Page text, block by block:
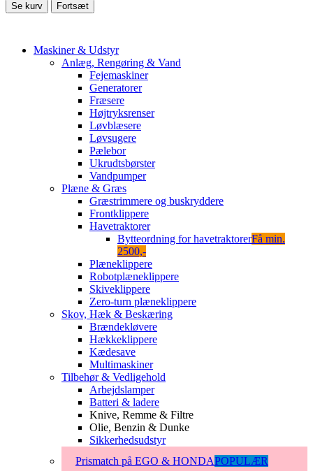
Se kurv Fortsæt
Maskiner & Udstyr
Anlæg, Rengøring & Vand
Fejemaskiner
Generatorer
Fræsere
Højtryksrenser
Løvblæsere
Løvsugere
Pælebor
Ukrudtsbørster
Vandpumper
Plæne & Græs
Græstrimmere og buskryddere
Frontklippere
Havetraktorer
Bytteordning for havetraktorerFå min.
2500,-
Plæneklippere
Robotplæneklippere
Skiveklippere
Zero-turn plæneklippere
Skov, Hæk & Beskæring
Brændekløvere
Hækkeklippere
Kædesave
Multimaskiner
Tilbehør & Vedligehold
Arbejdslamper
Batteri & ladere
Knive, Remme & Filtre
Olie, Benzin & Dunke
Sikkerhedsudstyr
Prismatch på EGO & HONDAPOPULÆR